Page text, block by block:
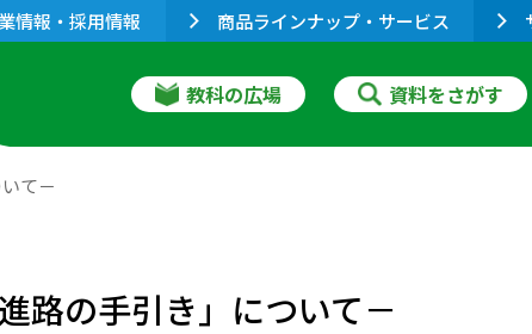
情報・採用情報 商品ラインナップ・サービス
教科の広場 資料をさがす
て－
の手引き」について－